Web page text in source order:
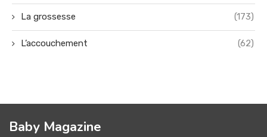
La grossesse (173)
L’accouchement (62)
Baby Magazine